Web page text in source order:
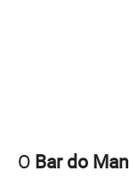
O Bar do